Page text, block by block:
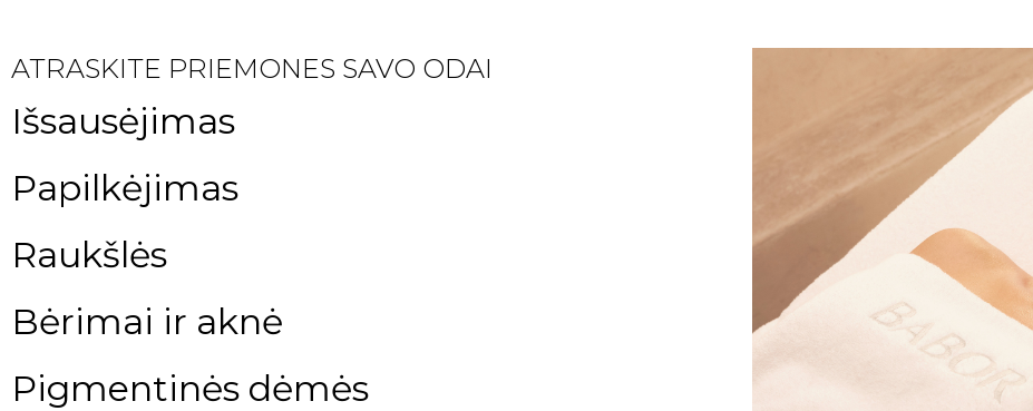
ATRASKITE PRIEMONES SAVO ODAI
Išsausėjimas
Papilkėjimas
Raukšlės
Bėrimai ir aknė
Pigmentinės dėmės